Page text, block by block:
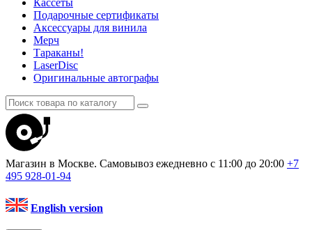
Кассеты
Подарочные сертификаты
Аксессуары для винила
Мерч
Тараканы!
LaserDisc
Оригинальные автографы
Магазин в Москве. Самовывоз ежедневно с 11:00 до 20:00 +7
495 928-01-94
English version